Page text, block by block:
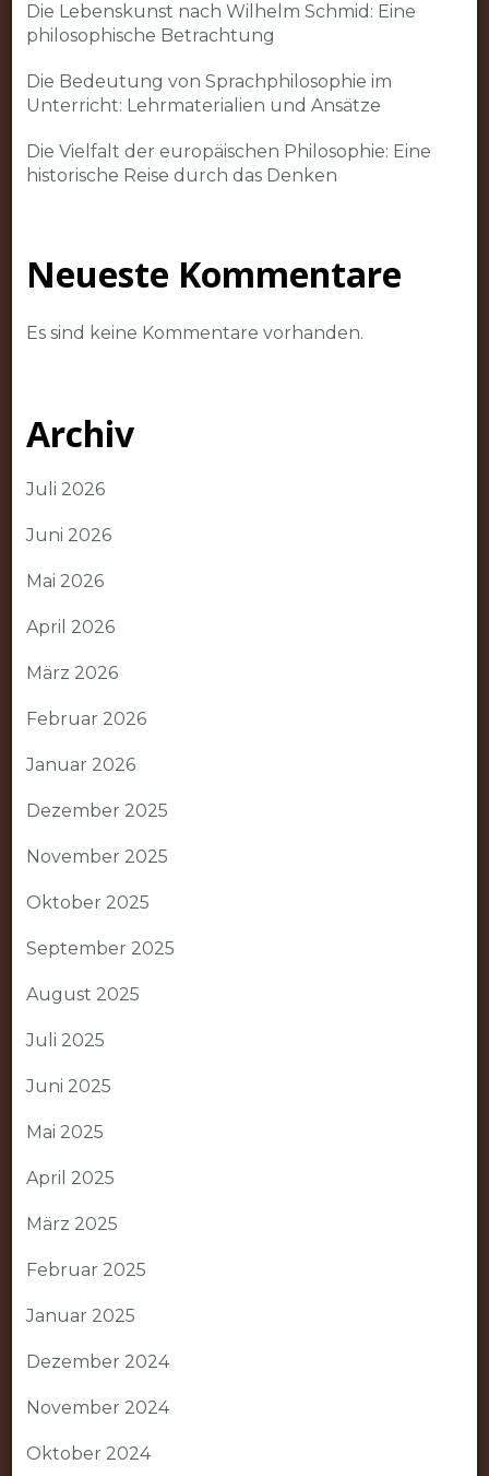
Die Lebenskunst nach Wilhelm Schmid: Eine
philosophische Betrachtung
Die Bedeutung von Sprachphilosophie im
Unterricht: Lehrmaterialien und Ansätze
Die Vielfalt der europäischen Philosophie: Eine
historische Reise durch das Denken
Neueste Kommentare
Es sind keine Kommentare vorhanden.
Archiv
Juli 2026
Juni 2026
Mai 2026
April 2026
März 2026
Februar 2026
Januar 2026
Dezember 2025
November 2025
Oktober 2025
September 2025
August 2025
Juli 2025
Juni 2025
Mai 2025
April 2025
März 2025
Februar 2025
Januar 2025
Dezember 2024
November 2024
Oktober 2024